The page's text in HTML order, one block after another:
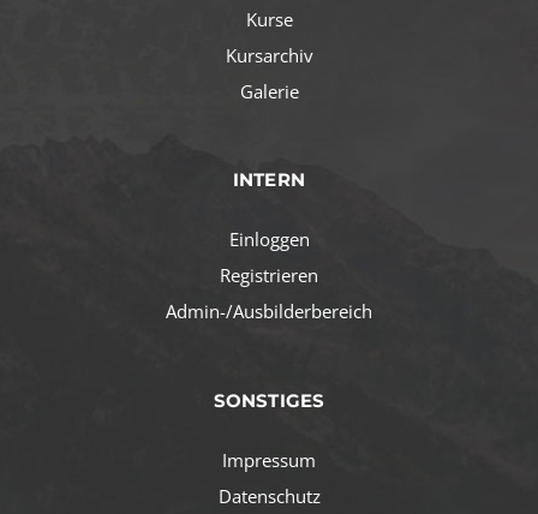
Kurse
Kursarchiv
Galerie
INTERN
Einloggen
Registrieren
Admin-/Ausbilderbereich
SONSTIGES
Impressum
Datenschutz